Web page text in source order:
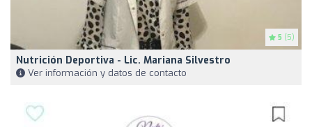
5 (5)
Nutrición Deportiva - Lic. Mariana Silvestro
Ver información y datos de contacto